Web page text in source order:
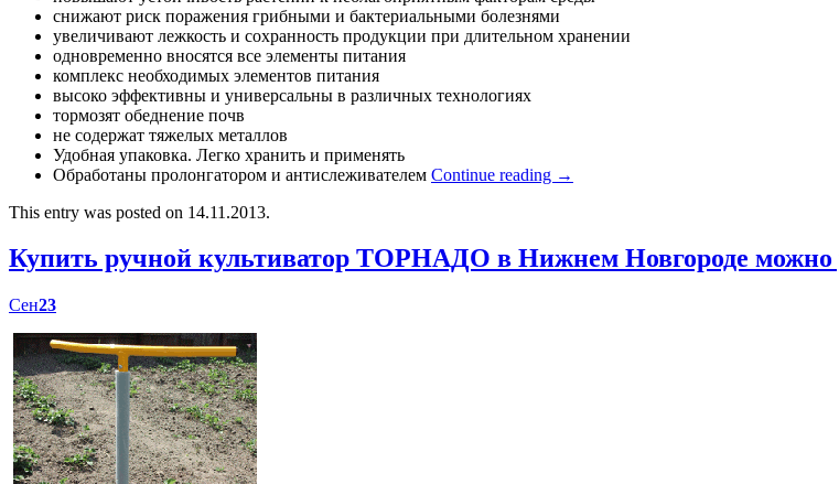
снижают риск поражения грибными и бактериальными болезнями
увеличивают лежкость и сохранность продукции при длительном хранении
одновременно вносятся все элементы питания
комплекс необходимых элементов питания
высоко эффективны и универсальны в различных технологиях
тормозят обеднение почв
не содержат тяжелых металлов
Удобная упаковка. Легко хранить и применять
Обработаны пролонгатором и антислеживателем Continue reading →
This entry was posted on 14.11.2013.
Купить ручной культиватор ТОРНАДО в Нижнем Новгороде можно
Сен23